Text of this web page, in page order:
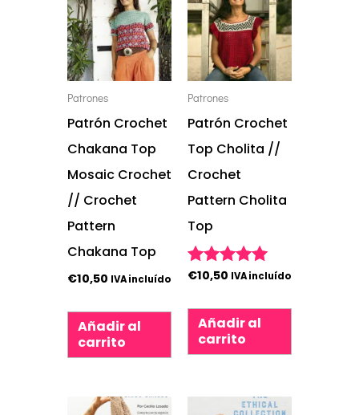
Patrones
Patrón Crochet
Chakana Top
Mosaic Crochet
// Crochet
Pattern
Chakana Top
€10,50 IVA incluído
Añadir al
carrito
Patrones
Patrón Crochet
Top Cholita //
Crochet
Pattern Cholita
Top
Valorado con
de 5
€10,50 IVA incluído
Añadir al
carrito